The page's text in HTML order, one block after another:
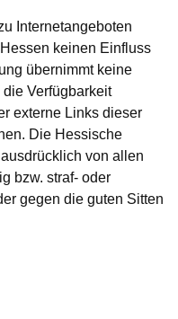
Internetangeboten
keinen Einfluss
übernimmt keine
Verfügbarkeit
externe Links dieser
Die Hessische
von allen
bzw. straf- oder
gegen die guten Sitten